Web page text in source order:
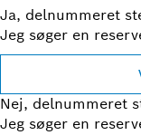
Ja, delnummeret
Jeg søger en
Nej, delnummeret
Jeg søger en